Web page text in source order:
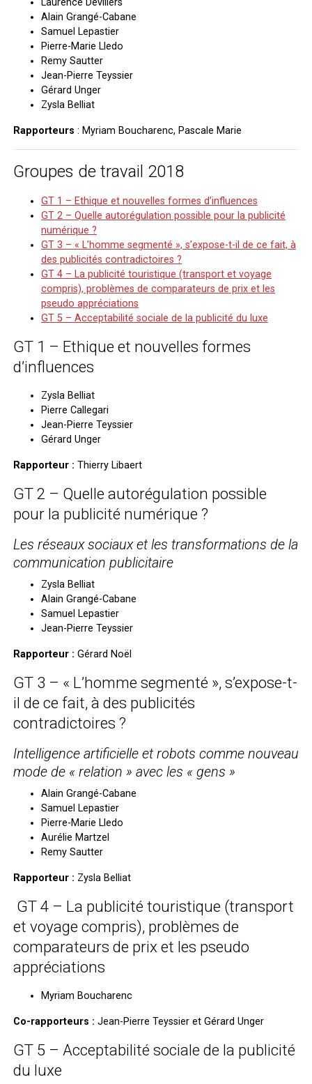
Alain Grangé-Cabane
Samuel Lepastier
Pierre-Marie Lledo
Remy Sautter
Jean-Pierre Teyssier
Gérard Unger
Zysla Belliat
Rapporteurs : Myriam Boucharenc, Pascale Marie
Groupes de travail 2018
GT 1 – Ethique et nouvelles formes d’influences
GT 2 – Quelle autorégulation possible pour la publicité
numérique ?
GT 3 – « L’homme segmenté », s’expose-t-il de ce fait, à
des publicités contradictoires ?
GT 4 – La publicité touristique (transport et voyage
compris), problèmes de comparateurs de prix et les
pseudo appréciations
GT 5 – Acceptabilité sociale de la publicité du luxe
GT 1 – Ethique et nouvelles formes
d’influences
Zysla Belliat
Pierre Callegari
Jean-Pierre Teyssier
Gérard Unger
Rapporteur : Thierry Libaert
GT 2 – Quelle autorégulation possible
pour la publicité numérique ?
Les réseaux sociaux et les transformations de la
communication publicitaire
Zysla Belliat
Alain Grangé-Cabane
Samuel Lepastier
Jean-Pierre Teyssier
Rapporteur : Gérard Noël
GT 3 – « L’homme segmenté », s’expose-t-
il de ce fait, à des publicités
contradictoires ?
Intelligence artificielle et robots comme nouveau
mode de « relation » avec les « gens »
Alain Grangé-Cabane
Samuel Lepastier
Pierre-Marie Lledo
Aurélie Martzel
Remy Sautter
Rapporteur : Zysla Belliat
GT 4 – La publicité touristique (transport
et voyage compris), problèmes de
comparateurs de prix et les pseudo
appréciations
Myriam Boucharenc
Co-rapporteurs : Jean-Pierre Teyssier et Gérard Unger
GT 5 – Acceptabilité sociale de la publicité
du luxe